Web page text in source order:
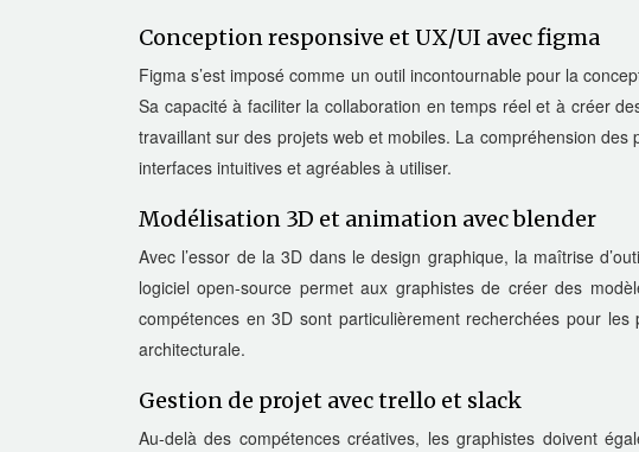
Conception responsive et UX/UI avec figma
Figma s’est imposé comme un outil incontournable pour la
Sa capacité à faciliter la collaboration en temps réel et à créer
travaillant sur des projets web et mobiles. La compréhension des
interfaces intuitives et agréables à utiliser.
Modélisation 3D et animation avec blender
Avec l’essor de la 3D dans le design graphique, la maîtrise
logiciel open-source permet aux graphistes de créer des
compétences en 3D sont particulièrement recherchées pour
architecturale.
Gestion de projet avec trello et slack
Au-delà des compétences créatives, les graphistes doivent